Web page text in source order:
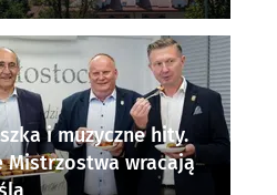
i muzyczne hity.
Mistrzostwa wracają